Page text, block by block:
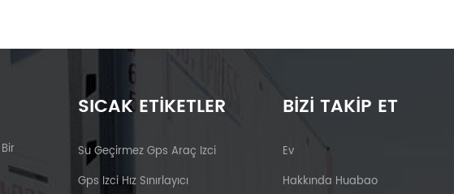
SICAK ETIKETLER
Su Geçirmez Gps Araç Izci
Gps Izci Hız Sınırlayıcı
BIZI TAKIP ET
Ev
Hakkında Huabao